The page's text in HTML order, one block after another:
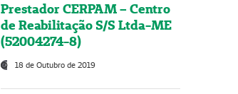
Prestador CERPAM – Centro
de Reabilitação S/S Ltda-ME
(52004274-8)
18 de Outubro de 2019